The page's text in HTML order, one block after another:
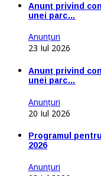
Anunț privind
unei parc…
Anunţuri
23 Iul 2026
Anunț privind
unei parc…
Anunţuri
20 Iul 2026
Programul
2026
Anunţuri